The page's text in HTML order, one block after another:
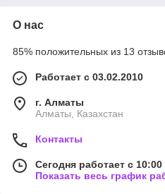
О нас
85% положительных из 13
Работает с 03.02.2010
г. Алматы
Алматы, Казахстан
Контакты
Сегодня работает с
Показать весь график